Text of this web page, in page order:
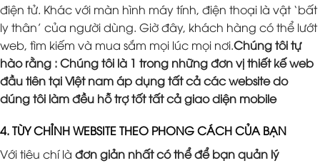
điện tử. Khác với màn hình máy tính, điện thoại là vật ‘bất
ly thân’ của người dùng. Giờ đây, khách hàng có thể lướt
web, tìm kiếm và mua sắm mọi lúc mọi nơi.Chúng tôi tự
hào rằng : Chúng tôi là 1 trong những đơn vị thiết kế web
đầu tiên tại Việt nam áp dụng tất cả các website do
dúng tôi làm đều hỗ trợ tốt tất cả giao diện mobile
4. TÙY CHỈNH WEBSITE THEO PHONG CÁCH CỦA BẠN
Với tiêu chí là đơn giản nhất có thể để bạn quản lý